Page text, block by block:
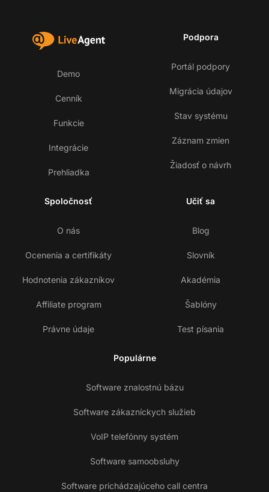
Demo
Cenník
Funkcie
Integrácie
Prehliadka
Podpora
Portál podpory
Migrácia údajov
Stav systému
Záznam zmien
Žiadosť o návrh
Spoločnosť
O nás
Ocenenia a certifikáty
Hodnotenia zákazníkov
Affiliate program
Právne údaje
Učiť sa
Blog
Slovník
Akadémia
Šablóny
Test písania
Populárne
Software znalostnú bázu
Software zákazníckych služieb
VoIP telefónny systém
Software samoobsluhy
Software prichádzajúceho call centra